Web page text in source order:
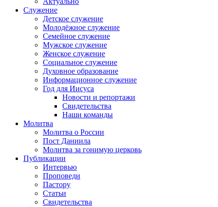
Служение
Детское служение
Молодёжное служение
Семейное служение
Мужское служение
Женское служение
Социальное служение
Духовное образование
Информационное служение
Год для Иисуса
Новости и репортажи
Свидетельства
Наши команды
Молитва
Молитва о России
Пост Даниила
Молитва за гонимую церковь
Публикации
Интервью
Проповеди
Пастору
Статьи
Свидетельства